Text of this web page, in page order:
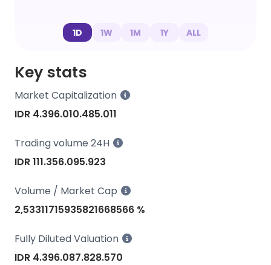
1D 1W 1M 1Y ALL
Key stats
Market Capitalization
IDR 4.396.010.485.011
Trading volume 24H
IDR 111.356.095.923
Volume / Market Cap
2,53311715935821668566 %
Fully Diluted Valuation
IDR 4.396.087.828.570